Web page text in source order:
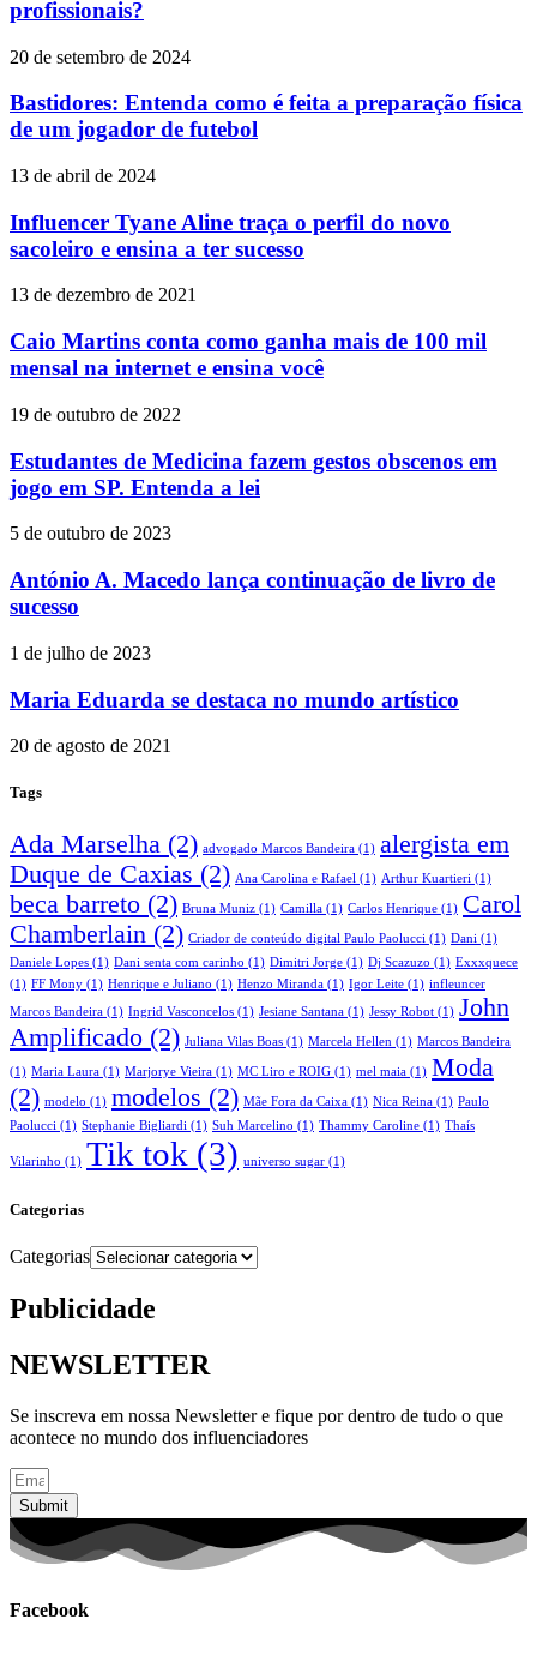
profissionais?
20 de setembro de 2024
Bastidores: Entenda como é feita a preparação física
de um jogador de futebol
13 de abril de 2024
Influencer Tyane Aline traça o perfil do novo
sacoleiro e ensina a ter sucesso
13 de dezembro de 2021
Caio Martins conta como ganha mais de 100 mil
mensal na internet e ensina você
19 de outubro de 2022
Estudantes de Medicina fazem gestos obscenos em
jogo em SP. Entenda a lei
5 de outubro de 2023
António A. Macedo lança continuação de livro de
sucesso
1 de julho de 2023
Maria Eduarda se destaca no mundo artístico
20 de agosto de 2021
Tags
Ada Marselha (2) advogado Marcos Bandeira (1) alergista em
Duque de Caxias (2) Ana Carolina e Rafael (1) Arthur Kuartieri (1)
beca barreto (2) Bruna Muniz (1) Camilla (1) Carlos Henrique (1) Carol
Chamberlain (2) Criador de conteúdo digital Paulo Paolucci (1) Dani (1)
Daniele Lopes (1) Dani senta com carinho (1) Dimitri Jorge (1) Dj Scazuzo (1) Exxxquece
(1) FF Mony (1) Henrique e Juliano (1) Henzo Miranda (1) Igor Leite (1) infleuncer
Marcos Bandeira (1) Ingrid Vasconcelos (1) Jesiane Santana (1) Jessy Robot (1) John
Amplificado (2) Juliana Vilas Boas (1) Marcela Hellen (1) Marcos Bandeira
(1) Maria Laura (1) Marjorye Vieira (1) MC Liro e ROIG (1) mel maia (1) Moda
(2) modelo (1) modelos (2) Mãe Fora da Caixa (1) Nica Reina (1) Paulo
Paolucci (1) Stephanie Bigliardi (1) Suh Marcelino (1) Thammy Caroline (1) Thaís
Vilarinho (1) Tik tok (3) universo sugar (1)
Categorias
Categorias
Publicidade
NEWSLETTER
Se inscreva em nossa Newsletter e fique por dentro de tudo o que
acontece no mundo dos influenciadores
Submit
Facebook